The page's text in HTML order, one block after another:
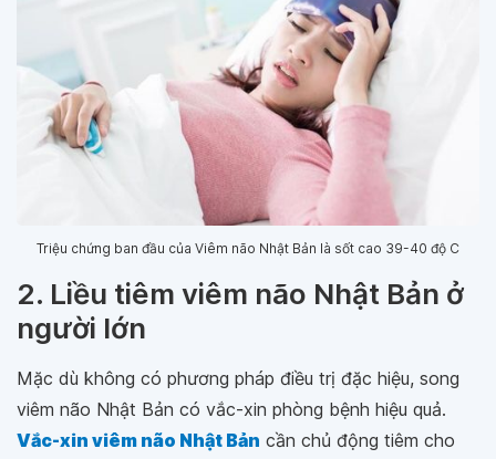
Triệu chứng ban đầu của Viêm não Nhật Bản là sốt cao 39-40 độ C
2. Liều tiêm viêm não Nhật Bản ở
người lớn
Mặc dù không có phương pháp điều trị đặc hiệu, song
viêm não Nhật Bản có vắc-xin phòng bệnh hiệu quả.
Vắc-xin viêm não Nhật Bản cần chủ động tiêm cho